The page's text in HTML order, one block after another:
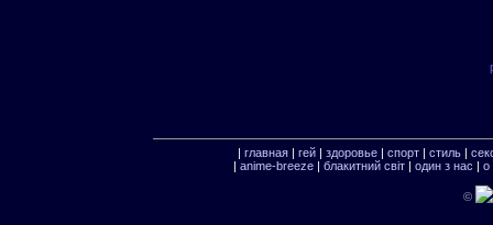
| главная| гей| здоровье| спорт| стиль|
| anime-breeze| блакитний свiт| один з нас | о
©